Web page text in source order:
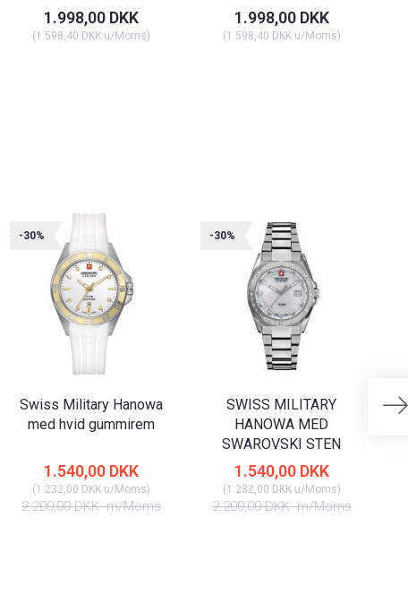
1.998,00 DKK
(1.598,40 DKK u/Moms)
1.998,00 DKK
(1.598,40 DKKu/Moms)
-30%
Swiss Military Hanowa
med hvid gummirem
1.540,00 DKK
(1.232,00 DKK u/Moms)
2.200,00 DKKm/Moms
-30%
SWISS MILITARY
HANOWA MED
SWAROVSKI STEN
1.540,00 DKK
(1.232,00 DKKu/Moms)
2.200,00 DKKm/Moms